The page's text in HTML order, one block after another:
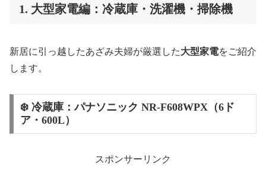
1. 大型家電編：冷蔵庫・洗濯機・掃除機
新居に引っ越したあざみ夫婦が厳選した大型家電をご紹介
します。
❄️ 冷蔵庫：パナソニック NR-F608WPX（6ド
ア・600L）
スポンサーリンク